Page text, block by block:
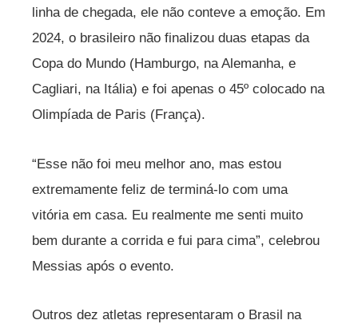
linha de chegada, ele não conteve a emoção. Em
2024, o brasileiro não finalizou duas etapas da
Copa do Mundo (Hamburgo, na Alemanha, e
Cagliari, na Itália) e foi apenas o 45º colocado na
Olimpíada de Paris (França).
“Esse não foi meu melhor ano, mas estou
extremamente feliz de terminá-lo com uma
vitória em casa. Eu realmente me senti muito
bem durante a corrida e fui para cima”, celebrou
Messias após o evento.
Outros dez atletas representaram o Brasil na